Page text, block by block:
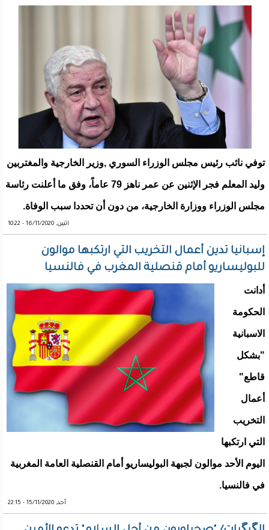
توفي نائب رئيس مجلس الوزراء السوري ,وزير الخارجية والمغتربين
وليد المعلم فجر الإثنين عن عمر ناهز 79 عاماً، وفق ما أعلنت رئاسة
مجلس الوزراء ووزارة الخارجية، من دون أن تحددا سبب الوفاة.
اثنين, 16/11/2020 - 10:22
إسبانيا تدين أعمال التخريب التي ارتكبها موالون
للبوليساريو أمام قنصلية المغرب في فالنسيا
أدانت
الحكومة
الاسبانية
"بشكل
قاطع"
أعمال
التخريب
التي ارتكبها
اليوم الأحد موالون لجبهة البوليساريو أمام القنصلية العامة المغربية
في فالنسيا.
أحد, 15/11/2020 - 22:15